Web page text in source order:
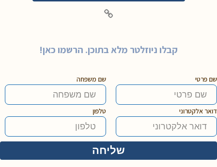
קבלו ניוזלטר מלא בתוכן. הרשמו כאן!
שם פרטי שם משפחה
דואר אלקטרוני טלפון